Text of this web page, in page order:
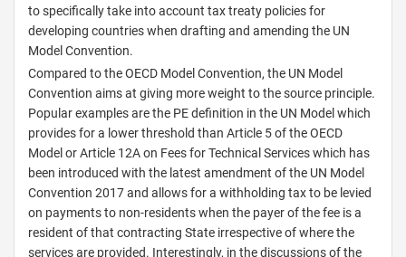
to specifically take into account tax treaty policies for
developing countries when drafting and amending the UN
Model Convention.
Compared to the OECD Model Convention, the UN Model
Convention aims at giving more weight to the source principle.
Popular examples are the PE definition in the UN Model which
provides for a lower threshold than Article 5 of the OECD
Model or Article 12A on Fees for Technical Services which has
been introduced with the latest amendment of the UN Model
Convention 2017 and allows for a withholding tax to be levied
on payments to non-residents when the payer of the fee is a
resident of that contracting State irrespective of where the
services are provided. Interestingly, in the discussions of the